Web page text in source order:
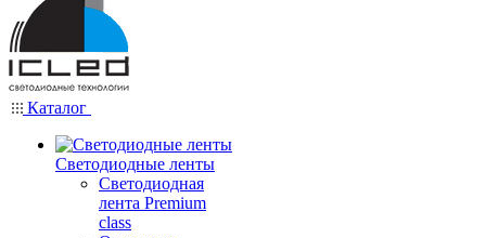
Каталог
Светодиодные ленты
Светодиодная
лента Premium
class